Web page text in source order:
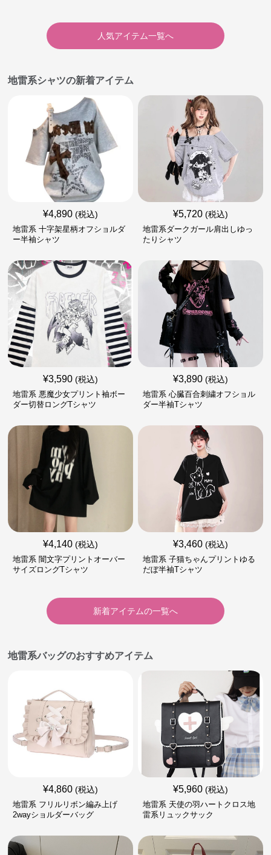
人気アイテム一覧へ
地雷系シャツの新着アイテム
¥4,890 (税込)
地雷系 十字架星柄オフショルダ
ー半袖シャツ
¥5,720 (税込)
地雷系ダークガール肩出しゆっ
たりシャツ
¥3,590 (税込)
地雷系 悪魔少女プリント袖ボー
ダー切替ロングTシャツ
¥3,890 (税込)
地雷系 心臓百合刺繍オフショル
ダー半袖Tシャツ
¥4,140 (税込)
地雷系 闇文字プリントオーバー
サイズロングTシャツ
¥3,460 (税込)
地雷系 子猫ちゃんプリントゆる
だぼ半袖Tシャツ
新着アイテムの一覧へ
地雷系バッグのおすすめアイテム
¥4,860 (税込)
地雷系 フリルリボン編み上げ
2wayショルダーバッグ
¥5,960 (税込)
地雷系 天使の羽ハートクロス地
雷系リュックサック